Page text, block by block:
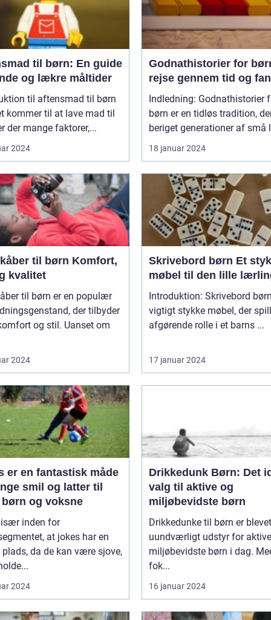
til børn: En guide
og lækre måltider
til aftensmad til børn
kommer til at lave mad til
der mange faktorer,...
2024
Godnathistorier for
rejse gennem tid og
Indledning: Godnathistorier
børn er en tidløs tradition,
beriget generationer af små
18 januar 2024
til børn Komfort,
kvalitet
til børn er en populær
der tilbyder
og stil. Uanset om
2024
Skrivebord børn Et stykke
møbel til den lille
Introduktion: Skrivebord
vigtigt stykke møbel, der
afgørende rolle i et barns ...
17 januar 2024
er en fantastisk måde
smil og latter til
børn og voksne
især inden for
at jokes har en
da de kan være sjove,
2024
Drikkedunk Børn: Det
valg til aktive og
miljøbevidste børn
Drikkedunke til børn er
uundværligt udstyr for
miljøbevidste børn i dag.
fok...
16 januar 2024